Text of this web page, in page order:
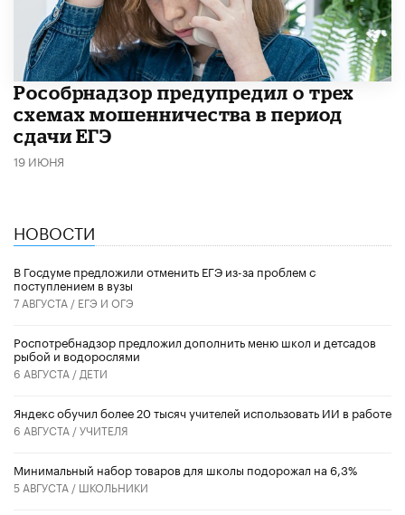
Рособрнадзор предупредил о трех
схемах мошенничества в период
сдачи ЕГЭ
19 ИЮНЯ
НОВОСТИ
В Госдуме предложили отменить ЕГЭ из-за проблем с
поступлением в вузы
7 АВГУСТА / ЕГЭ И ОГЭ
Роспотребнадзор предложил дополнить меню школ и детсадов
рыбой и водорослями
6 АВГУСТА / ДЕТИ
​Яндекс обучил более 20 тысяч учителей использовать ИИ в работе
6 АВГУСТА /УЧИТЕЛЯ
Минимальный набор товаров для школы подорожал на 6,3%
5 АВГУСТА / ШКОЛЬНИКИ